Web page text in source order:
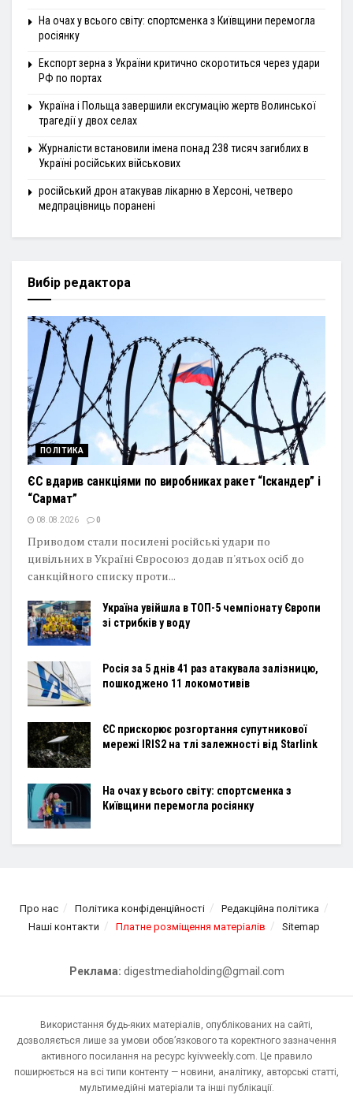
На очах у всього світу: спортсменка з Київщини перемогла
росіянку
Експорт зерна з України критично скоротиться через удари
РФ по портах
Україна і Польща завершили ексгумацію жертв Волинської
трагедії у двох селах
Журналісти встановили імена понад 238 тисяч загиблих в
Україні російських військових
російський дрон атакував лікарню в Херсоні, четверо
медпрацівниць поранені
Вибір редактора
ПОЛІТИКА
ЄС вдарив санкціями по виробниках ракет “Іскандер” і
“Сармат”
08.08.2026 0
Приводом стали посилені російські удари по
цивільних в Україні Євросоюз додав п'ятьох осіб до
санкційного списку проти...
Україна увійшла в ТОП-5 чемпіонату Європи
зі стрибків у воду
Росія за 5 днів 41 раз атакувала залізницю,
пошкоджено 11 локомотивів
ЄС прискорює розгортання супутникової
мережі IRIS2 на тлі залежності від Starlink
На очах у всього світу: спортсменка з
Київщини перемогла росіянку
Про нас Політика конфіденційності
Редакційна політика
Наші контакти
Платне розміщення матеріалів Sitemap
Реклама: digestmediaholding@gmail.com
Використання будь-яких матеріалів, опублікованих на сайті,
дозволяється лише за умови обов’язкового та коректного зазначення
активного посилання на ресурс kyivweekly.com. Це правило
поширюється на всі типи контенту — новини, аналітику, авторські статті,
мультимедійні матеріали та інші публікації.